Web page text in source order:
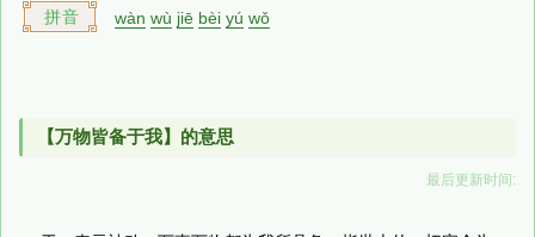
拼音 wàn wù jiē bèi yú wǒ
【万物皆备于我】的意思
最后更新时间: